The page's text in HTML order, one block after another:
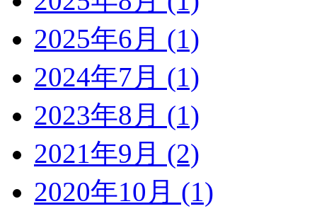
2025年6月 (1)
2024年7月 (1)
2023年8月 (1)
2021年9月 (2)
2020年10月 (1)